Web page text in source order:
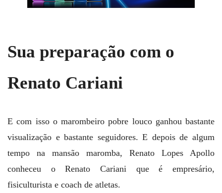
Sua preparação com o
Renato Cariani
E com isso o marombeiro pobre louco ganhou bastante
visualização e bastante seguidores. E depois de algum
tempo na mansão maromba, Renato Lopes Apollo
conheceu o Renato Cariani que é empresário,
fisiculturista e coach de atletas.